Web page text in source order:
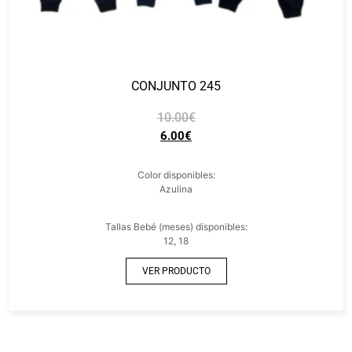
CONJUNTO 245
10.00€
6.00€
Color disponibles:
Azulina
Tallas Bebé (meses) disponibles:
12, 18
VER PRODUCTO